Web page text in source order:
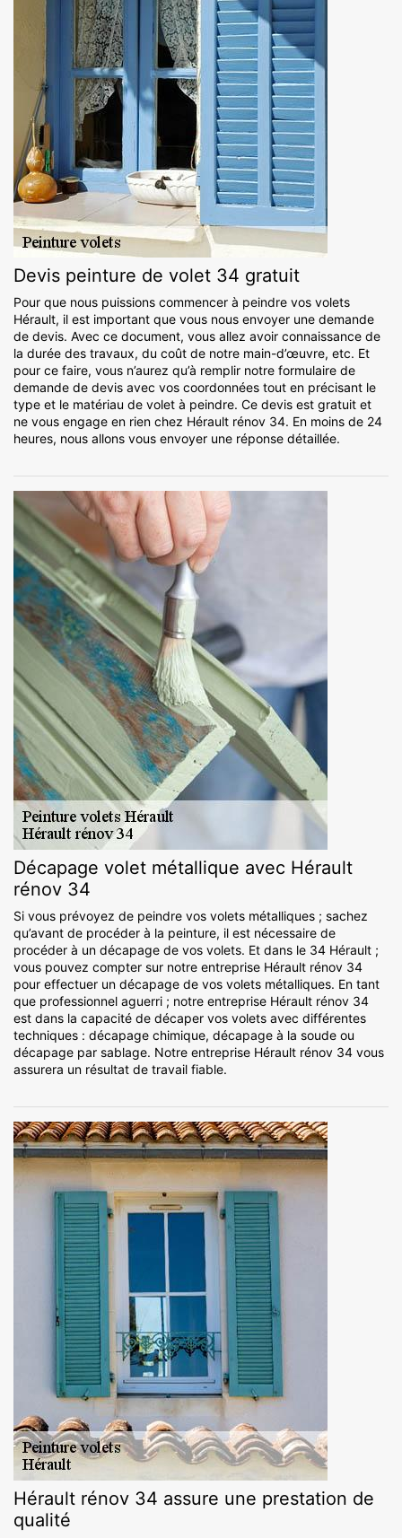
Devis peinture de volet 34 gratuit
Pour que nous puissions commencer à peindre vos volets
Hérault, il est important que vous nous envoyer une demande
de devis. Avec ce document, vous allez avoir connaissance de
la durée des travaux, du coût de notre main-d’œuvre, etc. Et
pour ce faire, vous n’aurez qu’à remplir notre formulaire de
demande de devis avec vos coordonnées tout en précisant le
type et le matériau de volet à peindre. Ce devis est gratuit et
ne vous engage en rien chez Hérault rénov 34. En moins de 24
heures, nous allons vous envoyer une réponse détaillée.
Décapage volet métallique avec Hérault
rénov 34
Si vous prévoyez de peindre vos volets métalliques ; sachez
qu’avant de procéder à la peinture, il est nécessaire de
procéder à un décapage de vos volets. Et dans le 34 Hérault ;
vous pouvez compter sur notre entreprise Hérault rénov 34
pour effectuer un décapage de vos volets métalliques. En tant
que professionnel aguerri ; notre entreprise Hérault rénov 34
est dans la capacité de décaper vos volets avec différentes
techniques : décapage chimique, décapage à la soude ou
décapage par sablage. Notre entreprise Hérault rénov 34 vous
assurera un résultat de travail fiable.
Hérault rénov 34 assure une prestation de
qualité